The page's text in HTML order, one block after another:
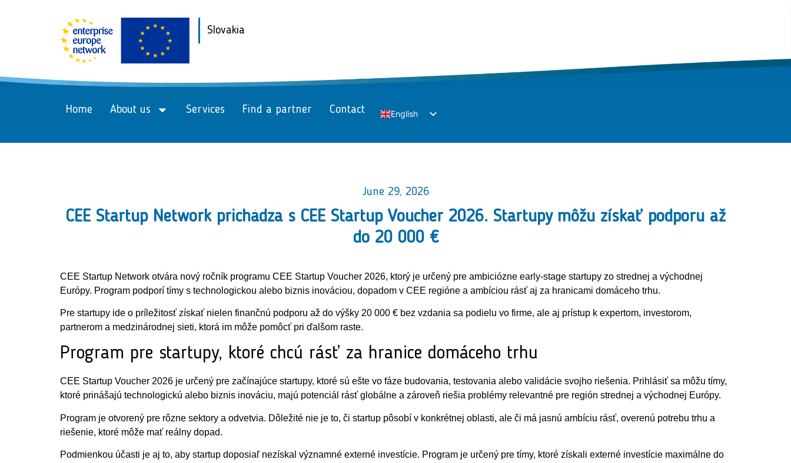
Slovakia
Home About us Services Find a partner Contact
English
June 29, 2026
CEE Startup Network prichádza s CEE Startup Voucher 2026. Startupy môžu získať podporu až
do 20 000 €
CEE Startup Network otvára nový ročník programu CEE Startup Voucher 2026, ktorý je určený pre ambiciózne early-stage startupy zo strednej a východnej
Európy. Program podporí tímy s technologickou alebo biznis inováciou, dopadom v CEE regióne a ambíciou rásť aj za hranicami domáceho trhu.
Pre startupy ide o príležitosť získať nielen finančnú podporu až do výšky 20 000 € bez vzdania sa podielu vo firme, ale aj prístup k expertom, investorom,
partnerom a medzinárodnej sieti, ktorá im môže pomôcť pri ďalšom raste.
Program pre startupy, ktoré chcú rásť za hranice domáceho trhu
CEE Startup Voucher 2026 je určený pre začínajúce startupy, ktoré sú ešte vo fáze budovania, testovania alebo validácie svojho riešenia. Prihlásiť sa môžu tímy,
ktoré prinášajú technologickú alebo biznis inováciu, majú potenciál rásť globálne a zároveň riešia problémy relevantné pre región strednej a východnej Európy.
Program je otvorený pre rôzne sektory a odvetvia. Dôležité nie je to, či startup pôsobí v konkrétnej oblasti, ale či má jasnú ambíciu rásť, overenú potrebu trhu a
riešenie, ktoré môže mať reálny dopad.
Podmienkou účasti je aj to, aby startup doposiaľ nezískal významné externé investície. Program je určený pre tímy, ktoré získali externé investície maximálne do